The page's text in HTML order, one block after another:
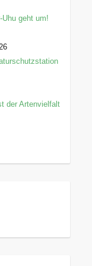
Uhu geht um!
der Artenvielfalt